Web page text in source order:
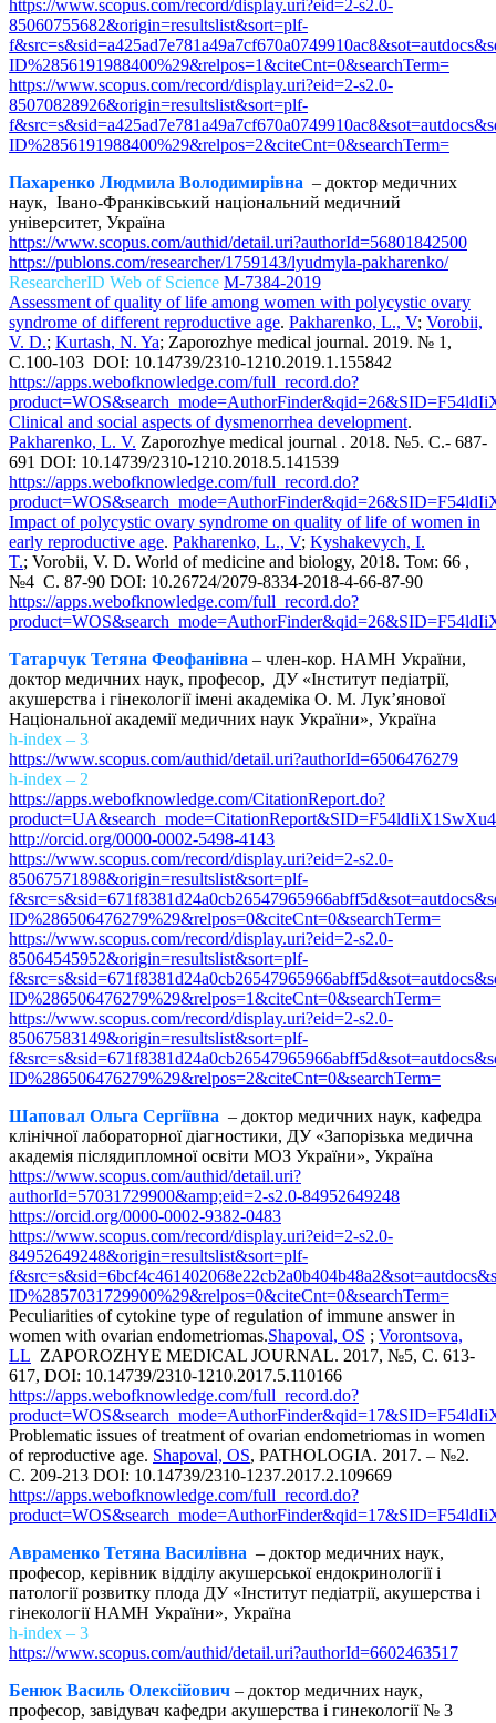
https://www.scopus.com/record/display.uri?eid=2-s2.0-
85060755682&origin=resultslist&sort=plf-
ID%2856191988400%29&relpos=1&citeCnt=0&searchTerm=
https://www.scopus.com/record/display.uri?eid=2-s2.0-
85070828926&origin=resultslist&sort=plf-
ID%2856191988400%29&relpos=2&citeCnt=0&searchTerm=
Пахаренко Людмила Володимирівна – доктор медичних
наук, Івано-Франківський національний медичний
університет, Україна
https://www.scopus.com/authid/detail.uri?authorId=56801842500
https://publons.com/researcher/1759143/lyudmyla-pakharenko/
ResearcherID Web of Science M-7384-2019
Assessment of quality of life among women with polycystic ovary
syndrome of different reproductive age. Pakharenko, L., V; Vorobii,
V. D.; Kurtash, N. Ya; Zaporozhye medical journal. 2019. № 1,
С.100-103 DOI: 10.14739/2310-1210.2019.1.155842
https://apps.webofknowledge.com/full_record.do?
Clinical and social aspects of dysmenorrhea development.
Pakharenko, L. V. Zaporozhye medical journal . 2018. №5. С.- 687-
691 DOI: 10.14739/2310-1210.2018.5.141539
https://apps.webofknowledge.com/full_record.do?
Impact of polycystic ovary syndrome on quality of life of women in
early reproductive age. Pakharenko, L., V; Kyshakevych, I.
T.; Vorobii, V. D. World of medicine and biology, 2018. Том: 66 ,
№4 С. 87-90 DOI: 10.26724/2079-8334-2018-4-66-87-90
https://apps.webofknowledge.com/full_record.do?
Татарчук Тетяна Феофанівна – член-кор. НАМН України,
доктор медичних наук, професор, ДУ «Інститут педіатрії,
акушерства і гінекології імені академіка О. М. Лук’янової
Національної академії медичних наук України», Україна
h-index – 3
https://www.scopus.com/authid/detail.uri?authorId=6506476279
h-index – 2
https://apps.webofknowledge.com/CitationReport.do?
http://orcid.org/0000-0002-5498-4143
https://www.scopus.com/record/display.uri?eid=2-s2.0-
85067571898&origin=resultslist&sort=plf-
ID%286506476279%29&relpos=0&citeCnt=0&searchTerm=
https://www.scopus.com/record/display.uri?eid=2-s2.0-
85064545952&origin=resultslist&sort=plf-
ID%286506476279%29&relpos=1&citeCnt=0&searchTerm=
https://www.scopus.com/record/display.uri?eid=2-s2.0-
85067583149&origin=resultslist&sort=plf-
ID%286506476279%29&relpos=2&citeCnt=0&searchTerm=
Шаповал Ольга Сергіївна – доктор медичних наук, кафедра
клінічної лабораторної діагностики, ДУ «Запорізька медична
академія післядипломної освіти МОЗ України», Україна
https://www.scopus.com/authid/detail.uri?
authorId=57031729900&amp;eid=2-s2.0-84952649248
https://orcid.org/0000-0002-9382-0483
https://www.scopus.com/record/display.uri?eid=2-s2.0-
84952649248&origin=resultslist&sort=plf-
ID%2857031729900%29&relpos=0&citeCnt=0&searchTerm=
Peculiarities of cytokine type of regulation of immune answer in
women with ovarian endometriomas.Shapoval, OS ; Vorontsova,
LL ZAPOROZHYE MEDICAL JOURNAL. 2017, №5, С. 613-
617, DOI: 10.14739/2310-1210.2017.5.110166
https://apps.webofknowledge.com/full_record.do?
Problematic issues of treatment of ovarian endometriomas in women
of reproductive age. Shapoval, OS, PATHOLOGIA. 2017. – №2.
С. 209-213 DOI: 10.14739/2310-1237.2017.2.109669
https://apps.webofknowledge.com/full_record.do?
Авраменко Тетяна Василівна – доктор медичних наук,
професор, керівник відділу акушерської ендокринології і
патології розвитку плода ДУ «Інститут педіатрії, акушерства і
гінекології НАМН України», Україна
h-index – 3
https://www.scopus.com/authid/detail.uri?authorId=6602463517
Бенюк Василь Олексійович – доктор медичних наук,
професор, завідувач кафедри акушерства і гинекології № 3